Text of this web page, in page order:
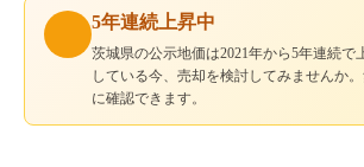
5年連続上昇中
茨城県の公示地価は2021年から5年連続
している今、売却を検討してみませんか
に確認できます。